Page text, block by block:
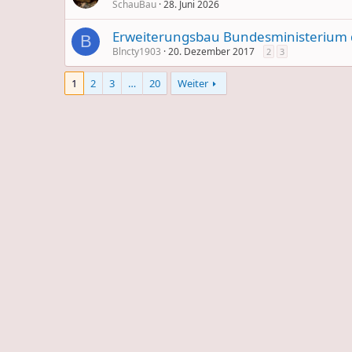
SchauBau 28. Juni 2026
B Erweiterungsbau Bundesministerium
Blncty1903 20. Dezember 2017 2 3
1 2 3 … 20 Weiter